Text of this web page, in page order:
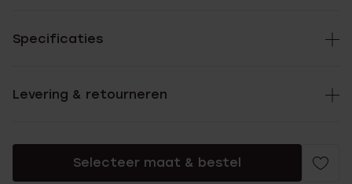
Specificaties
Levering & retourneren
Selecteer maat & bestel